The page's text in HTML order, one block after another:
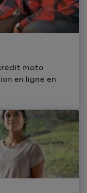
moto
en ligne en